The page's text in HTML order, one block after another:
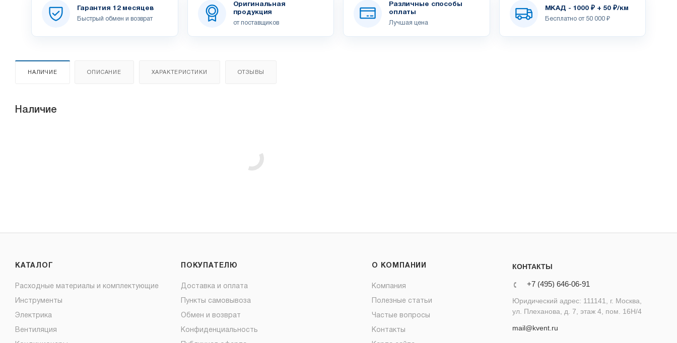
Гарантия 12 месяцев
Быстрый обмен и возврат
Оригинальная
продукция
от поставщиков
Различные способы
оплаты
Лучшая цена
МКАД - 1000 ₽ + 50 ₽/км
Бесплатно от 50 000 ₽
НАЛИЧИЕ ОПИСАНИЕ ХАРАКТЕРИСТИКИ ОТЗЫВЫ
Наличие
КАТАЛОГ
Расходные материалы и комплектующие
Инструменты
Электрика
Вентиляция
ПОКУПАТЕЛЮ
Доставка и оплата
Пункты самовывоза
Обмен и возврат
Конфиденциальность
О КОМПАНИИ
Компания
Полезные статьи
Частые вопросы
Контакты
КОНТАКТЫ
+7 (495) 646-06-91
Юридический адрес: 111141, г. Москва,
ул. Плеханова, д. 7, этаж 4, пом. 16Н/4
mail@kvent.ru